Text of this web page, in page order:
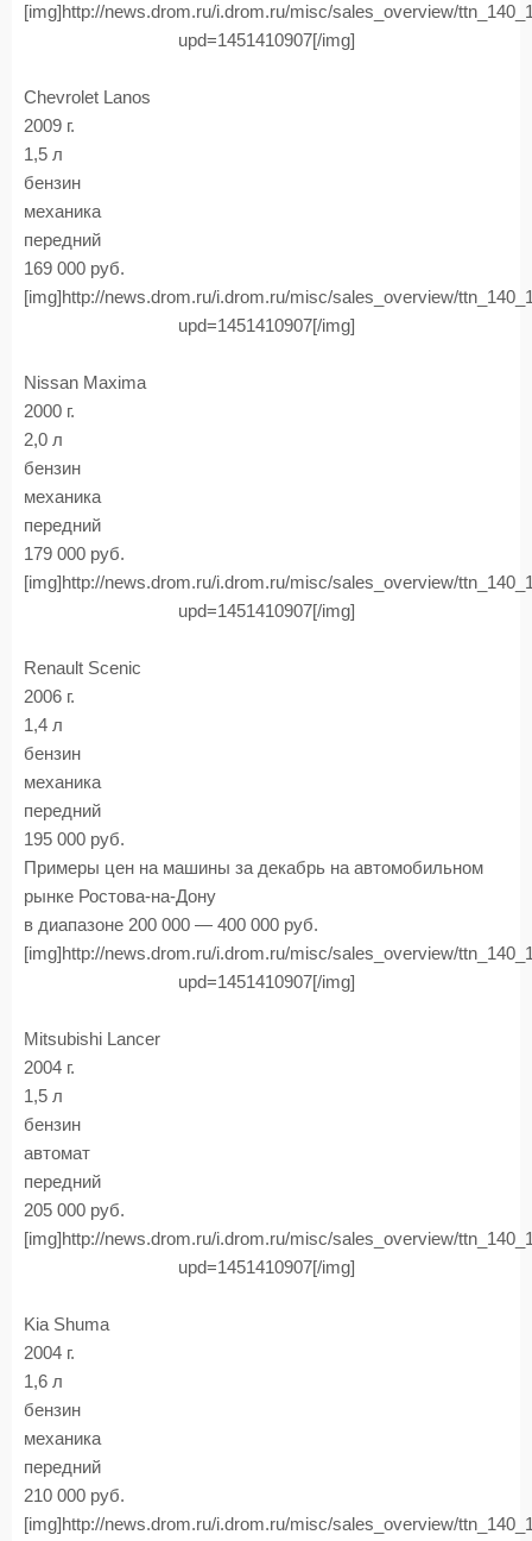
[img]http://news.drom.ru/i.drom.ru/misc/sales_overview/
upd=1451410907[/img]
Chevrolet Lanos
2009 г.
1,5 л
бензин
механика
передний
169 000 руб.
[img]http://news.drom.ru/i.drom.ru/misc/sales_overview/
upd=1451410907[/img]
Nissan Maxima
2000 г.
2,0 л
бензин
механика
передний
179 000 руб.
[img]http://news.drom.ru/i.drom.ru/misc/sales_overview/
upd=1451410907[/img]
Renault Scenic
2006 г.
1,4 л
бензин
механика
передний
195 000 руб.
Примеры цен на машины за декабрь на автомобильном
рынке Ростова-на-Дону
в диапазоне 200 000 — 400 000 руб.
[img]http://news.drom.ru/i.drom.ru/misc/sales_overview/
upd=1451410907[/img]
Mitsubishi Lancer
2004 г.
1,5 л
бензин
автомат
передний
205 000 руб.
[img]http://news.drom.ru/i.drom.ru/misc/sales_overview/
upd=1451410907[/img]
Kia Shuma
2004 г.
1,6 л
бензин
механика
передний
210 000 руб.
[img]http://news.drom.ru/i.drom.ru/misc/sales_overview/